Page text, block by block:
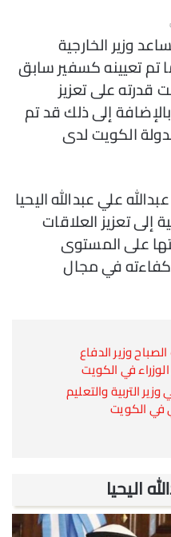
وزير الخارجية
تم تعيينه كسفير سابق
قدرته على تعزيز
بالإضافة إلى ذلك قد تم
الكويت لدى
علي عبدالله اليحيا
إلى تعزيز العلاقات
على المستوى
في مجال
وزير الدفاع
في الكويت
التربية والتعليم
في الكويت
اليحيا